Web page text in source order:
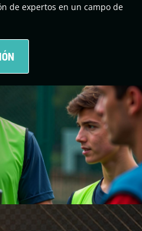
de expertos en un campo de